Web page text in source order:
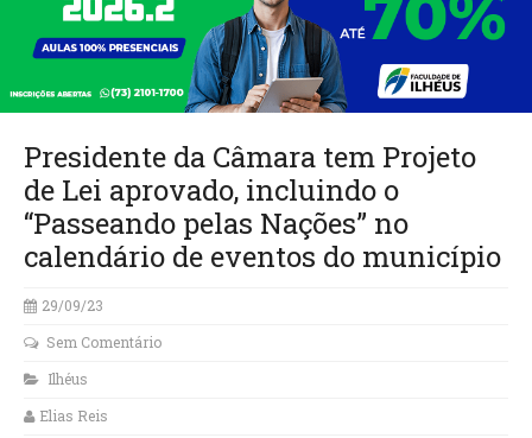
Presidente da Câmara tem Projeto
de Lei aprovado, incluindo o
“Passeando pelas Nações” no
calendário de eventos do município
29/09/23
Sem Comentário
Ilhéus
Elias Reis